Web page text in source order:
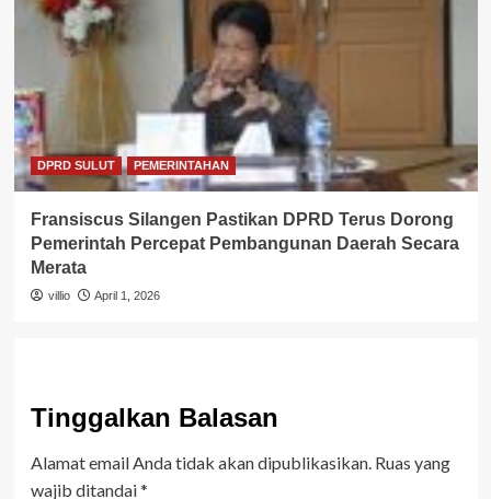
DPRD SULUT PEMERINTAHAN
Fransiscus Silangen Pastikan DPRD Terus Dorong
Pemerintah Percepat Pembangunan Daerah Secara
Merata
villio April 1, 2026
Tinggalkan Balasan
Alamat email Anda tidak akan dipublikasikan. Ruas yang
wajib ditandai*